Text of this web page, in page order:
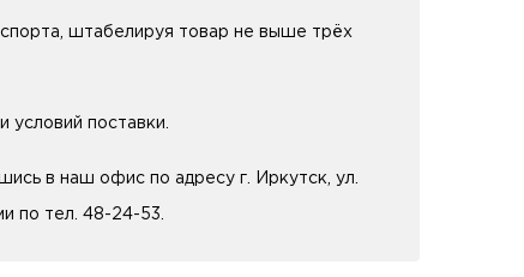
штабелируя товар не выше трёх
условий поставки.
в наш офис по адресу г. Иркутск, ул.
по тел. 48-24-53.